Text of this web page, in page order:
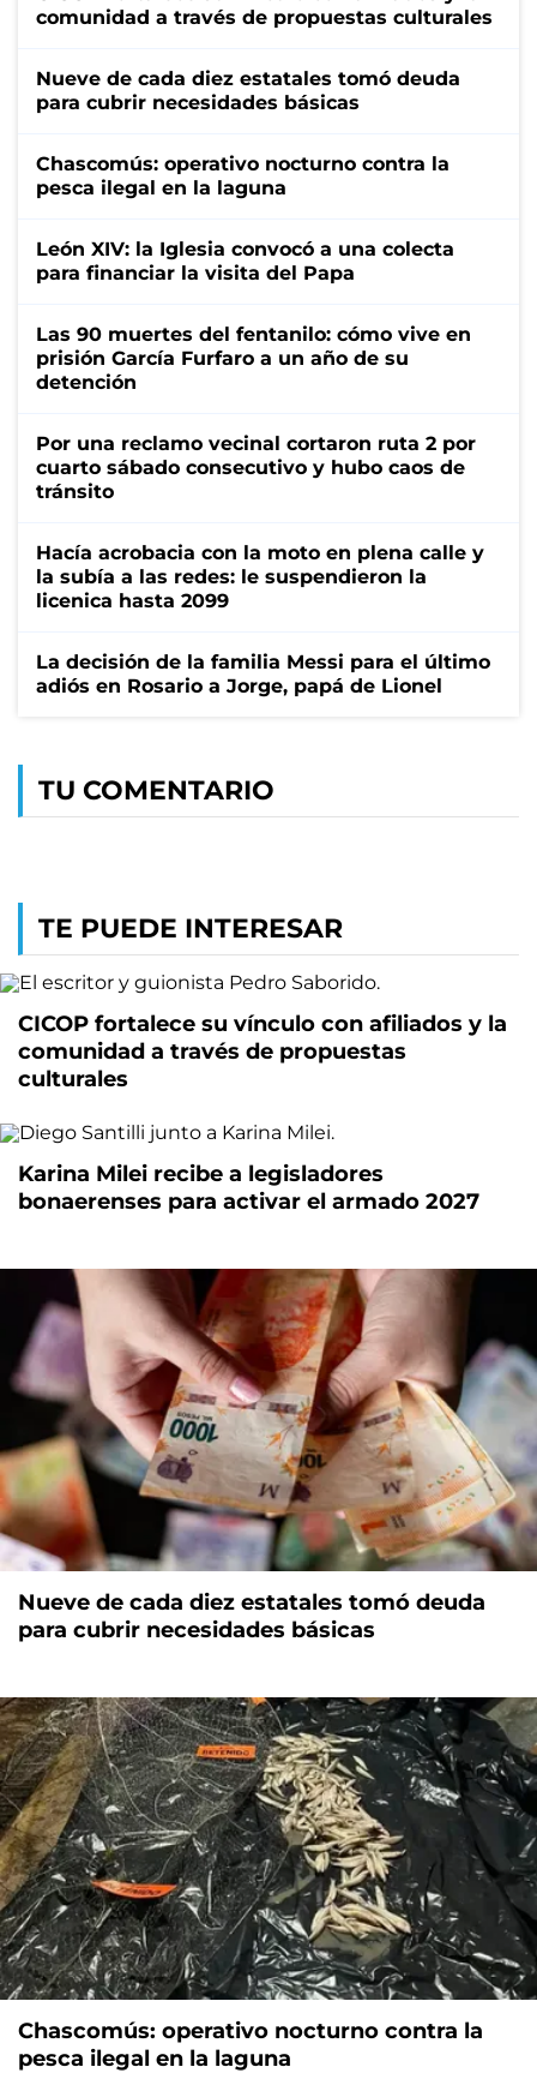
comunidad a través de propuestas culturales
Nueve de cada diez estatales tomó deuda
para cubrir necesidades básicas
Chascomús: operativo nocturno contra la
pesca ilegal en la laguna
León XIV: la Iglesia convocó a una colecta
para financiar la visita del Papa
Las 90 muertes del fentanilo: cómo vive en
prisión García Furfaro a un año de su
detención
Por una reclamo vecinal cortaron ruta 2 por
cuarto sábado consecutivo y hubo caos de
tránsito
Hacía acrobacia con la moto en plena calle y
la subía a las redes: le suspendieron la
licenica hasta 2099
La decisión de la familia Messi para el último
adiós en Rosario a Jorge, papá de Lionel
TU COMENTARIO
TE PUEDE INTERESAR
CICOP fortalece su vínculo con afiliados y la
comunidad a través de propuestas
culturales
Karina Milei recibe a legisladores
bonaerenses para activar el armado 2027
Nueve de cada diez estatales tomó deuda
para cubrir necesidades básicas
Chascomús: operativo nocturno contra la
pesca ilegal en la laguna